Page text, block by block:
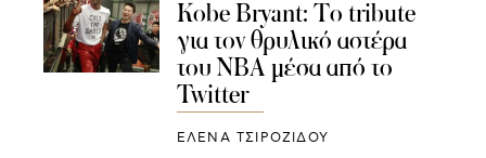
Kobe Bryant: To tribute
για τον θρυλικό αστέρα
του NBA μέσα από τo
Twitter
ΈΛΕΝΑ ΤΣΙΡΟΖΊΔΟΥ